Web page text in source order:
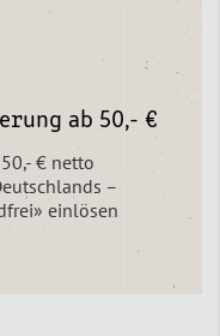
ab 50,- €
€ netto
–
einlösen